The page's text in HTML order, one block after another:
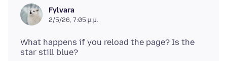
Fylvara
2/5/26, 7:05 μ.μ.
What happens if you reload the page? Is the